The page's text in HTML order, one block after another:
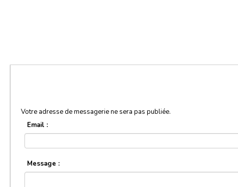
Votre adresse de messagerie ne sera pas publiée.
Email :
Message :